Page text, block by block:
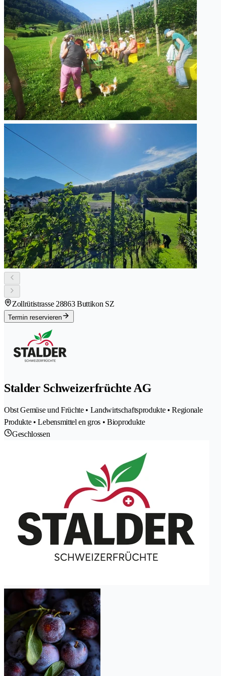
Zollrütistrasse 28863 Buttikon SZ
Termin reservieren
Stalder Schweizerfrüchte AG
Obst Gemüse und Früchte • Landwirtschaftsprodukte • Regionale
Produkte • Lebensmittel en gros • Bioprodukte
Geschlossen